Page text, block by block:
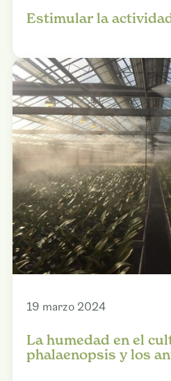
Estimular la
19 marzo 2024
La humedad en el
phalaenopsis y los